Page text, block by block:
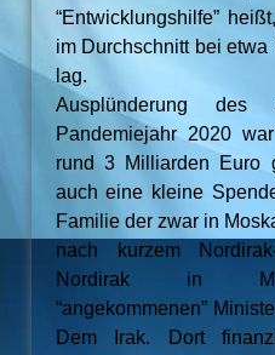
“Entwicklungshilfe”
im Durchschnitt bei
lag.
Ausplünderung
Pandemiejahr 2020
rund 3 Milliarden Euro
auch eine kleine
Familie der zwar in
nach kurzem
Nordirak in
“angekommenen”
Dem Irak. Dort